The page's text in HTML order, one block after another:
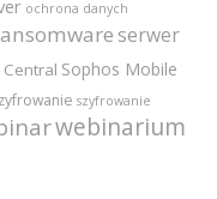
ochrona danych
serwer
Sophos Mobile
szyfrowanie
webinarium